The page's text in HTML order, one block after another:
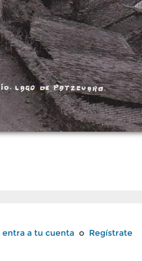
entra a tu cuenta o Regístrate